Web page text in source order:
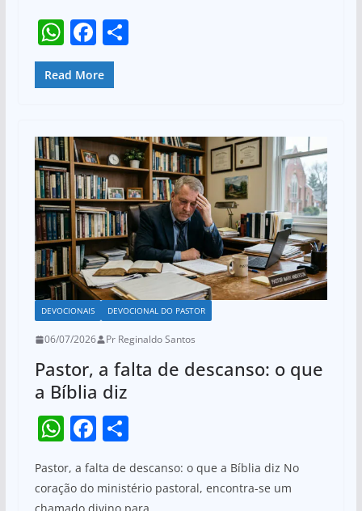
A
p
p
b
o
o
k
W
h
at
A
p
p
F
a
c
b
o
o
k
S
Read More
DEVOCIONAIS DEVOCIONAL DO PASTOR
06/07/2026 Pr Reginaldo Santos
Pastor, a falta de descanso: o que
a Bíblia diz
W
at
F
a
c
S
h
ar
Pastor, a falta de descanso: o que a Bíblia diz No
coração do ministério pastoral, encontra-se um